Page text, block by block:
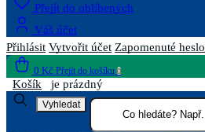
Přejít do oblíbených
Váš účet
Přihlásit Vytvořit účet Zapomenuté heslo
0 Kč Přejít do košíku 0
Košík je prázdný
Vyhledat